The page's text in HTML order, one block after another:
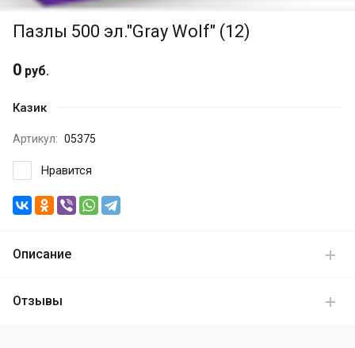
Пазлы 500 эл."Gray Wolf" (12)
0 руб.
Казик
Артикул: 05375
Нравится
Описание
Отзывы